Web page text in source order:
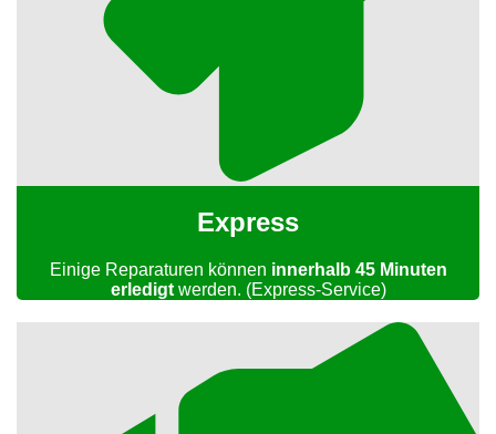
Express
Einige Reparaturen können innerhalb 45 Minuten
erledigtwerden. (Express-Service)